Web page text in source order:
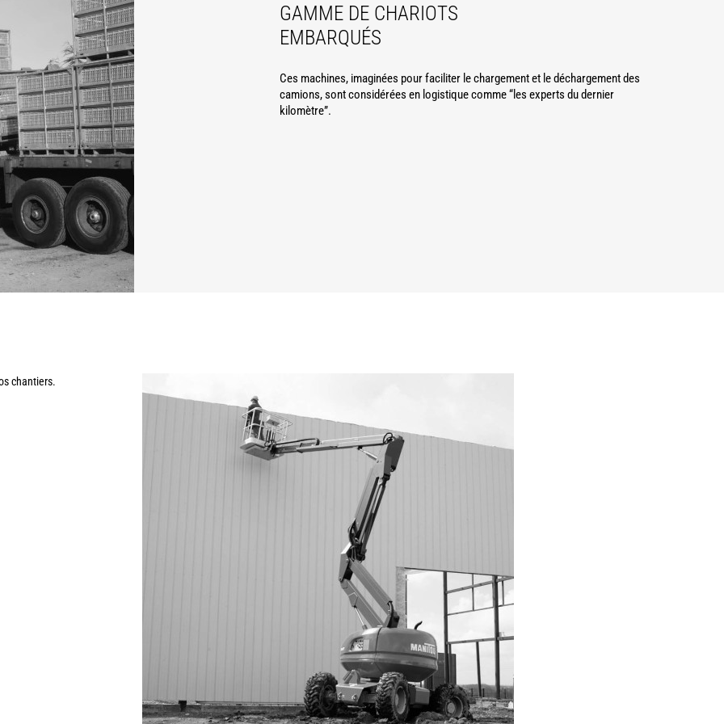
GAMME DE CHARIOTS
EMBARQUÉS
Ces machines, imaginées pour faciliter le chargement et le déchargement des
camions, sont considérées en logistique comme “les experts du dernier
kilomètre”.
chantiers.